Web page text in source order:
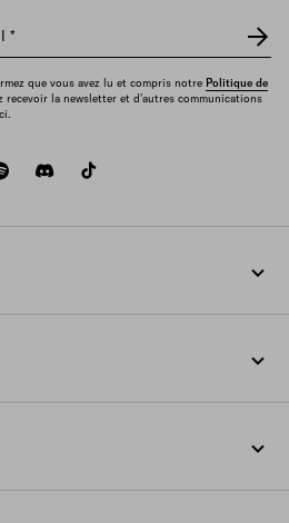
*
que vous avez lu et compris notre Politique de
recevoir la newsletter et d'autres communications
spotifydiscord